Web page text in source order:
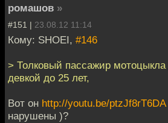
ромашов »
#151 | 23.08.12 11:14
Кому: SHOEI, #146
> Толковый пассажир
девкой до 25 лет,
Вот он http://youtu.be/ptzJf8rT6DA
нарушены )?